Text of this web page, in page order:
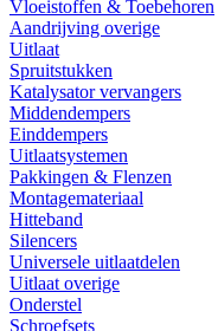
Vloeistoffen & Toebehoren
Aandrijving overige
Uitlaat
Spruitstukken
Katalysator vervangers
Middendempers
Einddempers
Uitlaatsystemen
Pakkingen & Flenzen
Montagemateriaal
Hitteband
Silencers
Universele uitlaatdelen
Uitlaat overige
Onderstel
Schroefsets